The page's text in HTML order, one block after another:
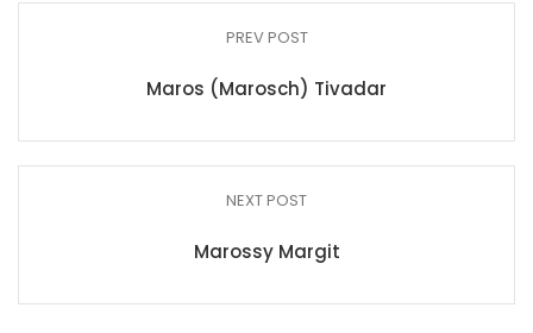
PREV POST
Maros (Marosch) Tivadar
NEXT POST
Marossy Margit